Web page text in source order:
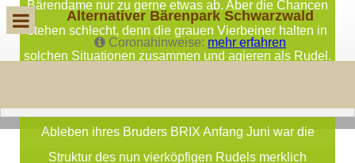
Alternativer Bärenpark Schwarzwald
Coronahinweise: mehr erfahren
Bärendame nur zu gerne etwas ab. Aber die Chancen
stehen schlecht, denn die grauen Vierbeiner halten in
solchen Situationen zusammen und agieren als Rudel.
Bären. Worüber wir uns tierisch freuen, denn nach dem
Ableben ihres Bruders BRIX Anfang Juni war die
Struktur des nun vierköpfigen Rudels merklich